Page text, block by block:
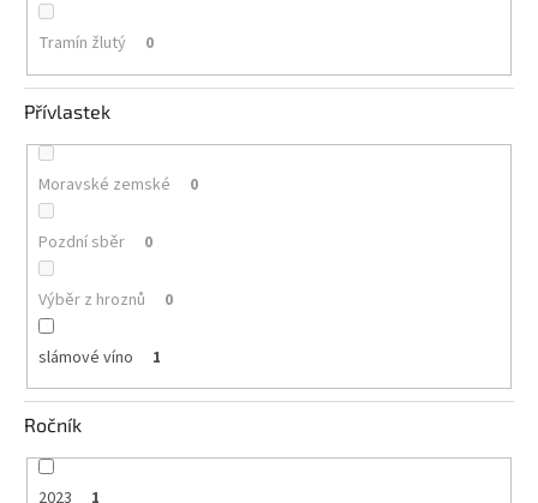
Tramín žlutý 0
Přívlastek
Moravské zemské 0
Pozdní sběr 0
Výběr z hroznů 0
slámové víno 1
Ročník
1